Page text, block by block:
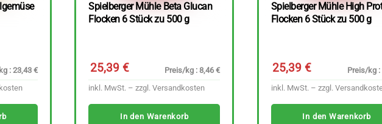
: 23,43 €
Spielberger Mühle Beta Glucan
Flocken 6 Stück zu 500 g
25,39 €
Preis/kg : 8,46 €
inkl. MwSt. – zzgl.Versandkosten
In den Warenkorb
Spielberger Mühle High
Flocken 6 Stück zu 500 g
25,39 €
Preis/kg :
inkl. MwSt. – zzgl.
In den Warenkorb